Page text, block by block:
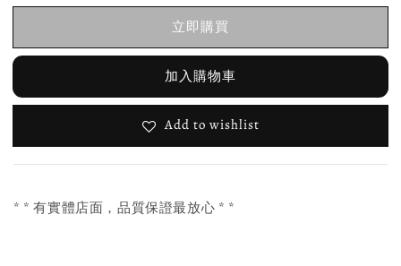
立即購買
加入購物車
Add to wishlist
* * 有實體店面，品質保證最放心 * *